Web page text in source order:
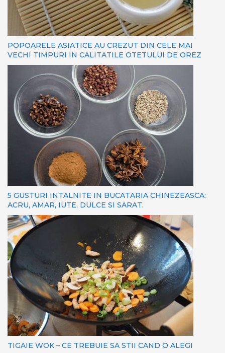
POPOARELE ASIATICE AU CREZUT DIN CELE MAI
VECHI TIMPURI IN CALITATILE OTETULUI DE OREZ
5 GUSTURI INTALNITE IN BUCATARIA CHINEZEASCA:
ACRU, AMAR, IUTE, DULCE SI SARAT.
TIGAIE WOK – CE TREBUIE SA STII CAND O ALEGI